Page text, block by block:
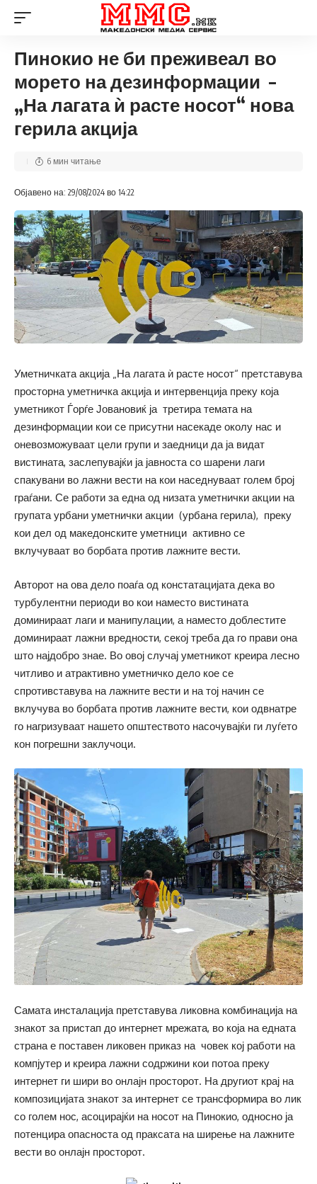
Пинокио не би преживеал во
морето на дезинформации –
„На лагата ѝ расте носот“ нова
герила акција
Објавено на: 29/08/2024 во 14:22
6 мин читање
Уметничката акција „На лагата ѝ расте носот“ претставува
просторна уметничка акција и интервенција преку која
уметникот Ѓорѓе Јовановиќ ја третира темата на
дезинформации кои се присутни насекаде околу нас и
оневозможуваат цели групи и заедници да ја видат
вистината, заслепувајќи ја јавноста со шарени лаги
спакувани во лажни вести на кои наседнуваат голем број
граѓани. Се работи за една од низата уметнички акции на
групата урбани уметнички акции (урбана герила), преку
кои дел од македонските уметници активно се
вклучуваат во борбата против лажните вести.
Авторот на ова дело поаѓа од констатацијата дека во
турбулентни периоди во кои наместо вистината
доминираат лаги и манипулации, а наместо доблестите
доминираат лажни вредности, секој треба да го прави она
што најдобро знае. Во овој случај уметникот креира лесно
читливо и атрактивно уметничко дело кое се
спротивставува на лажните вести и на тој начин се
вклучува во борбата против лажните вести, кои одвнатре
го нагризуваат нашето општеството насочувајќи ги луѓето
кон погрешни заклучоци.
Самата инсталација претставува ликовна комбинација на
знакот за пристап до интернет мрежата, во која на едната
страна е поставен ликовен приказ на човек кој работи на
компјутер и креира лажни содржини кои потоа преку
интернет ги шири во онлајн просторот. На другиот крај на
композицијата знакот за интернет се трансформира во лик
со голем нос, асоцирајќи на носот на Пинокио, односно ја
потенцира опасноста од праксата на ширење на лажните
вести во онлајн просторот.